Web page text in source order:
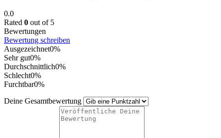
0.0
Rated 0 out of 5
Bewertungen
Bewertung schreiben
Ausgezeichnet0%
Sehr gut0%
Durchschnittlich0%
Schlecht0%
Furchtbar0%
Deine Gesamtbewertung